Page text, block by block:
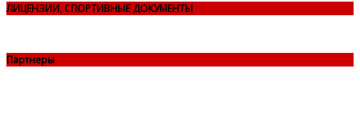
ЛИЦЕНЗИИ, СПОРТИВНЫЕ ДОКУМЕНТЫ
Партнеры